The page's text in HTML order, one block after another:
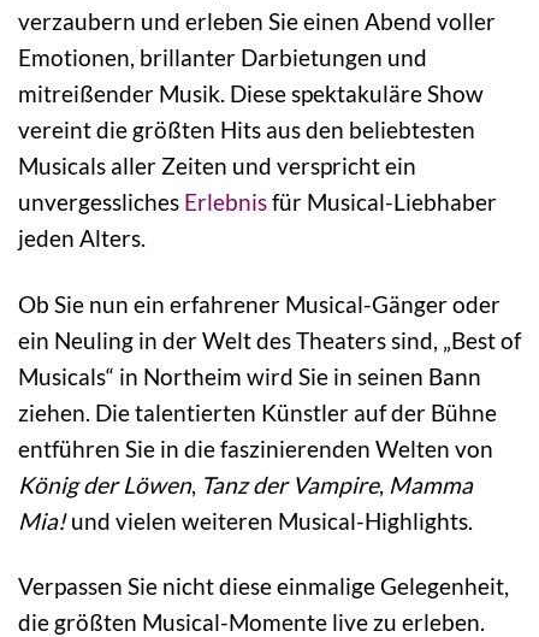
verzaubern und erleben Sie einen Abend voller
Emotionen, brillanter Darbietungen und
mitreißender Musik. Diese spektakuläre Show
vereint die größten Hits aus den beliebtesten
Musicals aller Zeiten und verspricht ein
unvergessliches Erlebnisfür Musical-Liebhaber
jeden Alters.
Ob Sie nun ein erfahrener Musical-Gänger oder
ein Neuling in der Welt des Theaters sind, „Best of
Musicals“ in Northeim wird Sie in seinen Bann
ziehen. Die talentierten Künstler auf der Bühne
entführen Sie in die faszinierenden Welten von
König der Löwen, Tanz der Vampire, Mamma
Mia!und vielen weiteren Musical-Highlights.
Verpassen Sie nicht diese einmalige Gelegenheit,
die größten Musical-Momente live zu erleben.